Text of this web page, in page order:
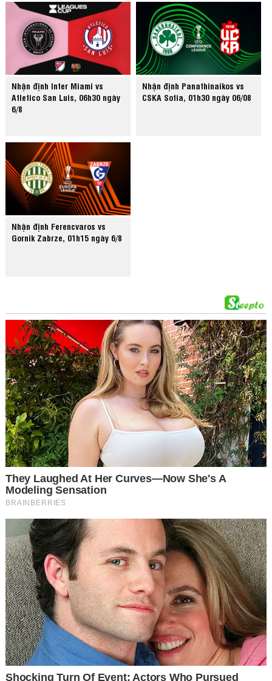
Nhận định Inter Miami vs
Atletico San Luis, 06h30 ngày
6/8
Nhận định Panathinaikos vs
CSKA Sofia, 01h30 ngày 06/08
Nhận định Ferencvaros vs
Gornik Zabrze, 01h15 ngày 6/8